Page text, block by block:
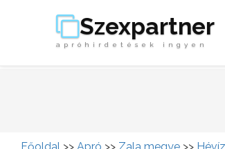
Szexpartner
apróhirdetések ingyen